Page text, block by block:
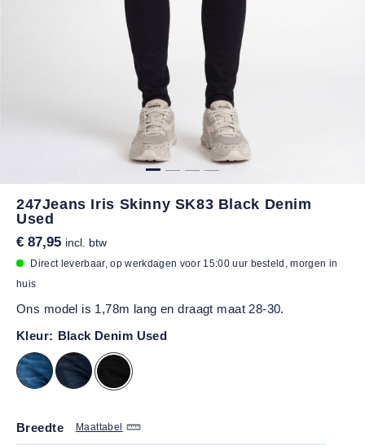
247Jeans Iris Skinny SK83 Black Denim
Used
€ 87,95 incl. btw
Direct leverbaar, op werkdagen voor 15:00 uur besteld, morgen in
huis
Ons model is 1,78m lang en draagt maat 28-30.
Kleur: Black Denim Used
Maattabel
Breedte